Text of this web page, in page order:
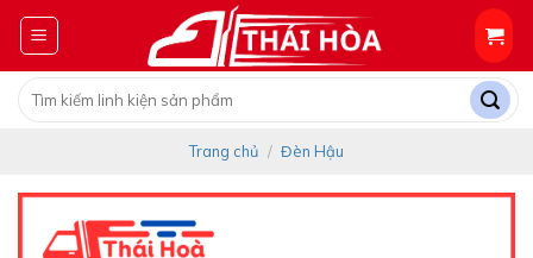
Skip
content
kiếm:
Trang chủ / Đèn Hậu